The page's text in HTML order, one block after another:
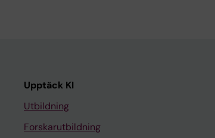
Upptäck KI
Utbildning
Forskarutbildning